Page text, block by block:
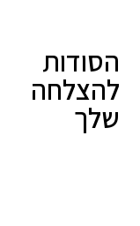
הסודות
להצלחה
שלך